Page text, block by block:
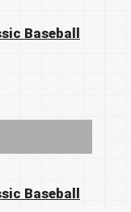
Baseball
Baseball